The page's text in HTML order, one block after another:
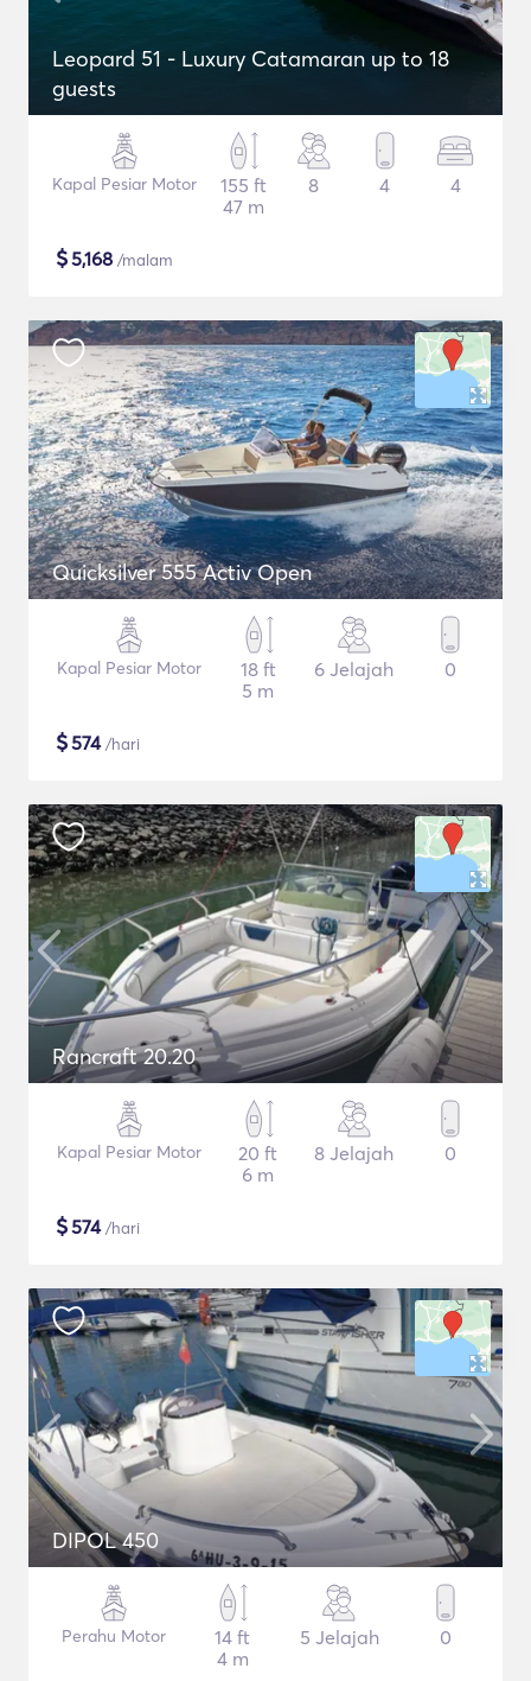
Leopard 51 - Luxury Catamaran up to 18
guests
Kapal Pesiar Motor
155 ft
47 m
8 4 4
$5,168 /malam
Quicksilver 555 Activ Open
Kapal Pesiar Motor
18 ft
5 m
6 Jelajah 0
$574/hari
Rancraft 20.20
Kapal Pesiar Motor
20 ft
6 m
8 Jelajah 0
$574/hari
DIPOL 450
Perahu Motor
14 ft
4 m
5 Jelajah 0